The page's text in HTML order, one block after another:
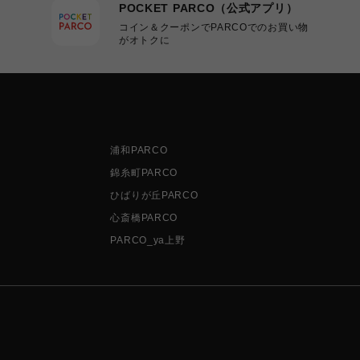
POCKET PARCO（公式アプリ）
コイン＆クーポンでPARCOでのお買い物
がオトクに
浦和PARCO
錦糸町PARCO
ひばりが丘PARCO
心斎橋PARCO
PARCO_ya上野